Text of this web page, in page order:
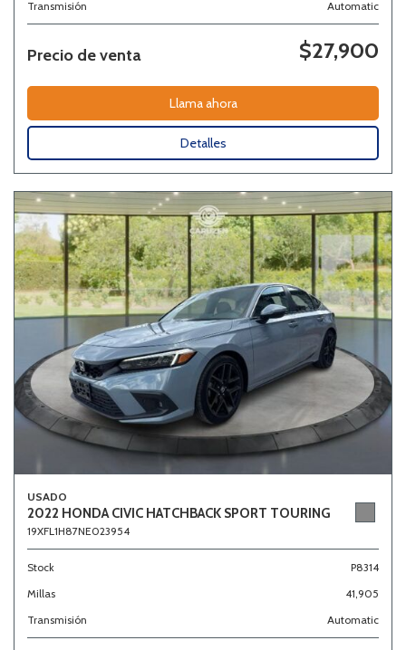
Transmisión
Automatic
Precio de venta $27,900
Llama ahora
Detalles
USADO
2022 HONDA CIVIC HATCHBACK SPORT TOURING
19XFL1H87NE023954
Stock
P8314
Millas
41,905
Transmisión
Automatic